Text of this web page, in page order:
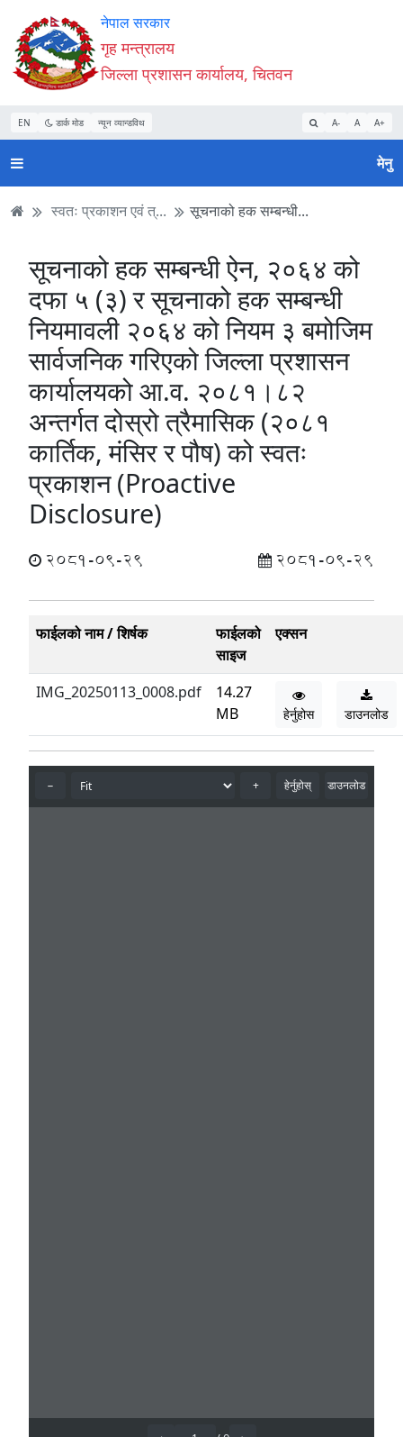
Accessibility
Mode
सुरु
गर्नुहोस्
सामाग्री
पढ्नुहाेस्
नेभिगेसन
पढ्नुहाेस्
वेबसाइट
खोजमा
जानुहोस्
नेपाल सरकार
गृह मन्त्रालय
जिल्ला प्रशासन कार्यालय, चितवन
EN डार्क मोड न्यून व्यान्डविथ A- A A+
मेनु
स्वतः प्रकाशन एवं त्... सूचनाको हक सम्बन्धी...
सूचनाको हक सम्बन्धी ऐन, २०६४ को
दफा ५ (३) र सूचनाको हक सम्बन्धी
नियमावली २०६४ को नियम ३ बमोजिम
सार्वजनिक गरिएको जिल्ला प्रशासन
कार्यालयको आ.व. २०८१।८२
अन्तर्गत दोस्रो त्रैमासिक (२०८१
कार्तिक, मंसिर र पौष) को स्वतः
प्रकाशन (Proactive
Disclosure)
2081-09-29 2081-09-29
फाईलको नाम / शिर्षक
फाईलको
साइज
एक्सन
IMG_20250113_0008.pdf
14.27
MB
हेर्नुहोस डाउनलोड